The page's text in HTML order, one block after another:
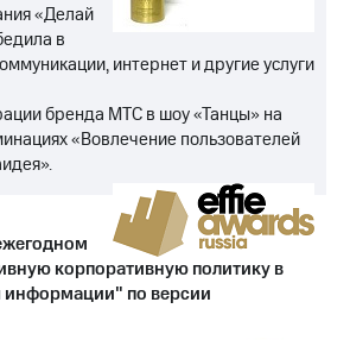
«Делай
в
интернет и другие услуги
бренда МТС в шоу «Танцы» на
«Вовлечение пользователей
корпоративную политику в
информации" по версии